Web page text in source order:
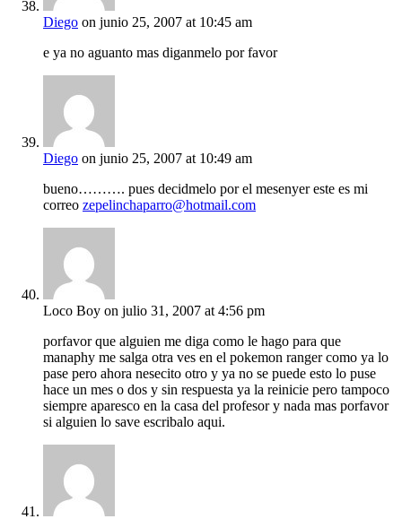
Diego on junio 25, 2007 at 10:45 am
e ya no aguanto mas diganmelo por favor
Diego on junio 25, 2007 at 10:49 am
bueno………. pues decidmelo por el mesenyer este es mi
correo zepelinchaparro@hotmail.com
Loco Boy on julio 31, 2007 at 4:56 pm
porfavor que alguien me diga como le hago para que
manaphy me salga otra ves en el pokemon ranger como ya lo
pase pero ahora nesecito otro y ya no se puede esto lo puse
hace un mes o dos y sin respuesta ya la reinicie pero tampoco
siempre aparesco en la casa del profesor y nada mas porfavor
si alguien lo save escribalo aqui.